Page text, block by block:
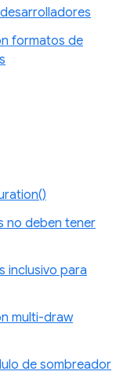
formatos de
no deben tener
inclusivo para
multi-draw
de sombreador